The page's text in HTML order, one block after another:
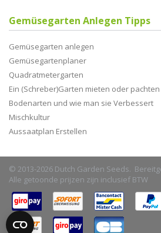
Gemüsegarten Anlegen Tipps
Gemüsegarten anlegen
Gemüsegartenplaner
Quadratmetergarten
Ein (Schreber)Garten mieten oder pachten
Bodenarten und wie man sie Verbessert
Mischkultur
Aussaatplan Erstellen
© 2013-2026 Dutch Garden Seeds.
Alle getoonde prijzen zijn inclusief BTW